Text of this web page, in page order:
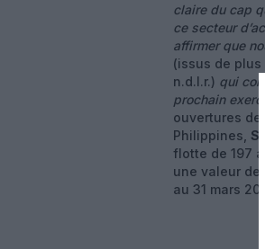
claire du cap
ce secteur
affirmer que
(issus de plus
n.d.l.r.) qui
prochain
ouvertures de
Philippines,
flotte de 197
une valeur de
au 31 mars